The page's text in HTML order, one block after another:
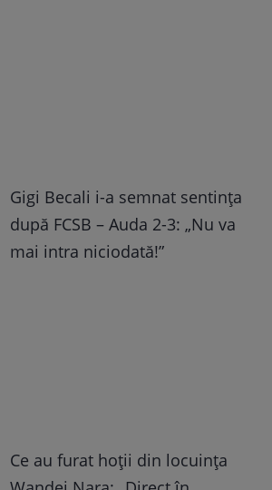
Gigi Becali i-a semnat sentința
după FCSB – Auda 2-3: „Nu va
mai intra niciodată!”
Ce au furat hoții din locuința